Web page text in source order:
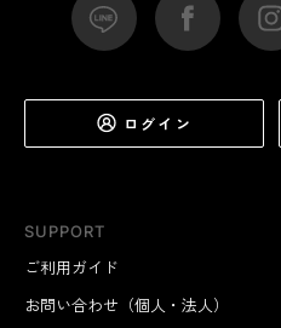
SUPPORT
ご利用ガイド
お問い合わせ（個人・法人）
ログイン